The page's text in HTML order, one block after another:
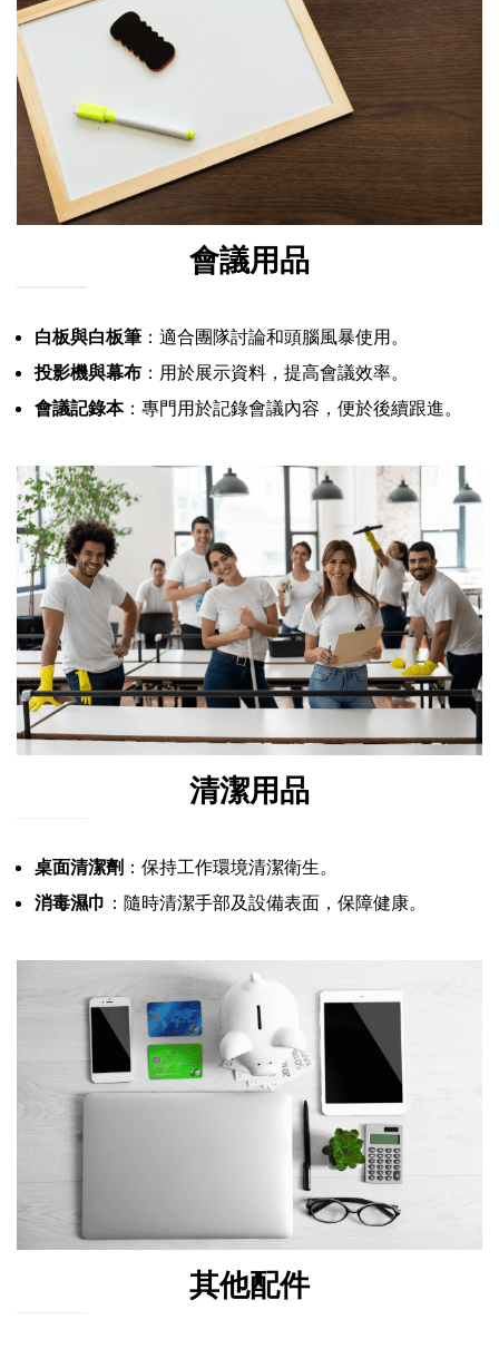
會議用品
白板與白板筆 ：適合團隊討論和頭腦風暴使用。
投影機與幕布 ：用於展示資料，提高會議效率。
會議記錄本：專門用於記錄會議內容，便於後續跟進。
清潔用品
桌面清潔劑 ：保持工作環境清潔衛生。
消毒濕巾 ：隨時清潔手部及設備表面，保障健康。
其他配件